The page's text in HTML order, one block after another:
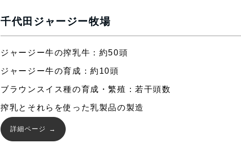
千代田ジャージー牧場
ジャージー牛の搾乳牛：約50頭
ジャージー牛の育成：約10頭
ブラウンスイス種の育成・繁殖：若干頭数
搾乳とそれらを使った乳製品の製造
詳細ページ